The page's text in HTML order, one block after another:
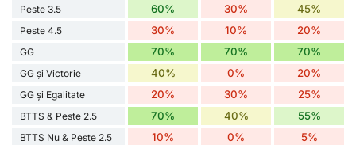
Peste 3.5 60% 30% 45%
Peste 4.5 30% 10% 20%
GG 70% 70% 70%
GG și Victorie 40% 0% 20%
GG și Egalitate 20% 30% 25%
BTTS & Peste 2.5 70% 40% 55%
BTTS Nu & Peste 2.5 10% 0% 5%